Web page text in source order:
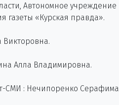
Автономное учреждение
газеты «Курская правда».
Викторовна.
Алла Владимировна.
СМИ : Нечипоренко Серафима